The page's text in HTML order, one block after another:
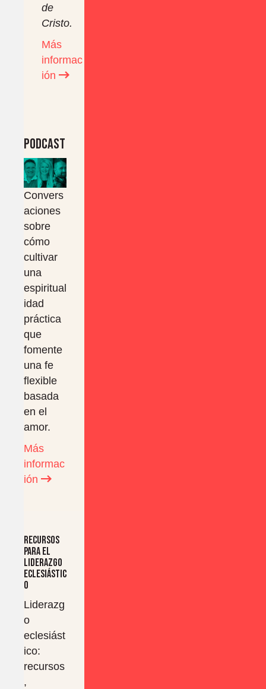
de
Cristo.
Más
informac
ión
Podcast
Convers
aciones
sobre
cómo
cultivar
una
espiritual
idad
práctica
que
fomente
una fe
flexible
basada
en el
amor.
Más
informac
ión
Recursos
para el
liderazgo
eclesiástic
o
Liderazg
o
eclesiást
ico:
recursos
,